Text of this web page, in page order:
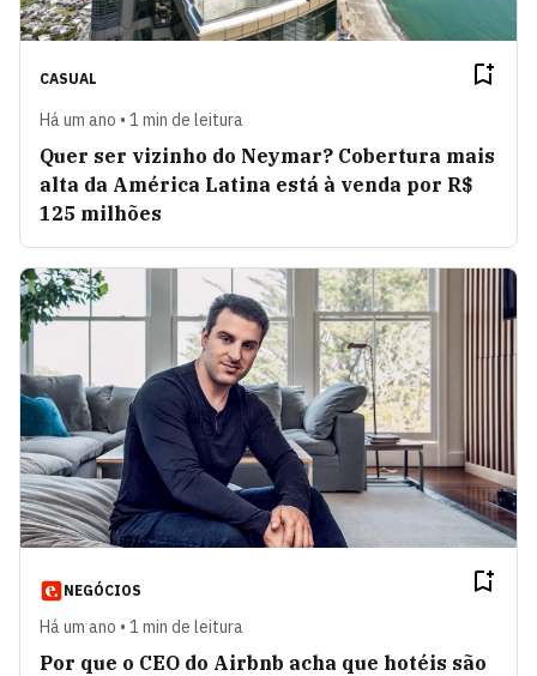
CASUAL
Há um ano • 1 min de leitura
Quer ser vizinho do Neymar? Cobertura mais
alta da América Latina está à venda por R$
125 milhões
NEGÓCIOS
Há um ano • 1 min de leitura
Por que o CEO do Airbnb acha que hotéis são